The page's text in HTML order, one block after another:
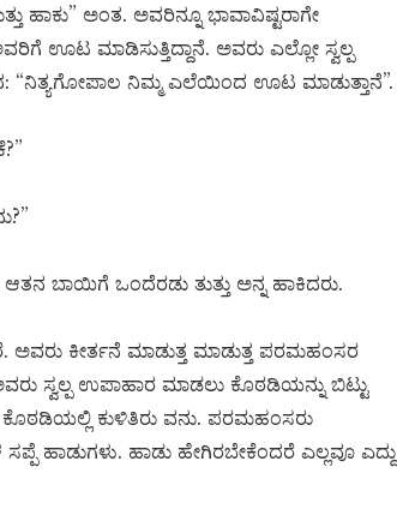
ಹಾಕು” ಅಂತ. ಅವರಿನ್ನೂ ಭಾವಾವಿಷ್ಟರಾಗೇ
ಊಟ ಮಾಡಿಸುತ್ತಿದ್ದಾನೆ. ಅವರು ಎಲ್ಲೋ ಸ್ವಲ್ಪ
ನಿಮ್ಮ ಎಲೆಯಿಂದ ಊಟ ಮಾಡುತ್ತಾನೆ”.
ಬಾಯಿಗೆ ಒಂದೆರಡು ತುತ್ತು ಅನ್ನ ಹಾಕಿದರು.
ಅವರು ಕೀರ್ತನೆ ಮಾಡುತ್ತ ಮಾಡುತ್ತ ಪರಮಹಂಸರ
ಸ್ವಲ್ಪ ಉಪಾಹಾರ ಮಾಡಲು ಕೊಠಡಿಯನ್ನು ಬಿಟ್ಟು
ಕುಳಿತಿರು ವನು. ಪರಮಹಂಸರು
ಹಾಡುಗಳು. ಹಾಡು ಹೇಗಿರಬೇಕೆಂದರೆ ಎಲ್ಲವೂ ಎದ್ದು